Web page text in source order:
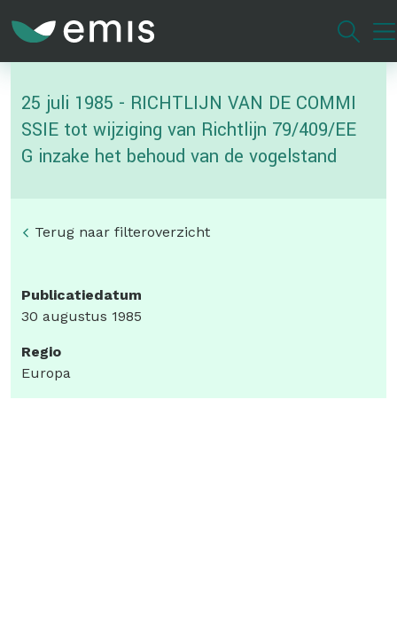
inhoud
gaan
25 juli 1985 - RICHTLIJN VAN DE COMMI
SSIE tot wijziging van Richtlijn 79/409/EE
G inzake het behoud van de vogelstand
Terug naar filteroverzicht
Publicatiedatum
30 augustus 1985
Regio
Europa